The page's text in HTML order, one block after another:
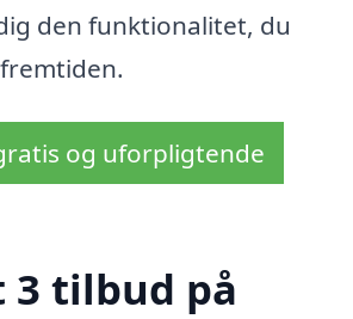
den funktionalitet, du
og uforpligtende
3 tilbud på